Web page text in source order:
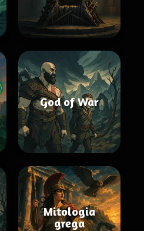
God of War
Mitologia
grega